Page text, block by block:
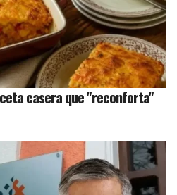
casera que "reconforta"